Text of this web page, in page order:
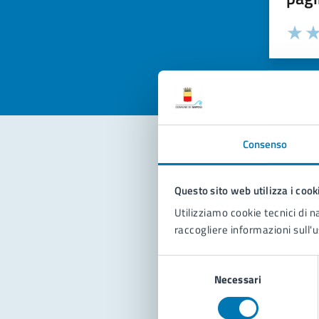
Consenso
Questo sito web utilizza i
Utilizziamo cookie tecnici di
raccogliere informazioni
Necessari
Valuta